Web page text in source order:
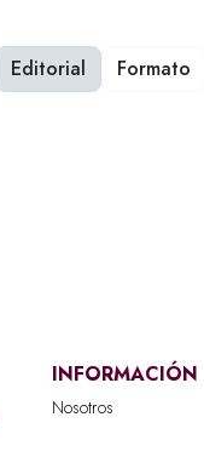
Editorial Formato
INFORMACIÓN
Nosotros